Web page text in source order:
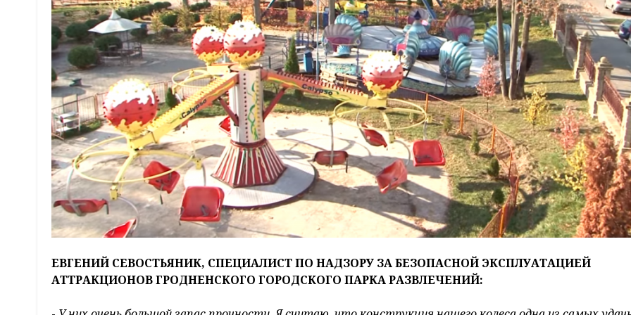
ЕВГЕНИЙ СЕВОСТЬЯНИК, СПЕЦИАЛИСТ ПО НАДЗОРУ ЗА БЕЗОПАСНОЙ ЭКСПЛУАТАЦИЕЙ
АТТРАКЦИОНОВ ГРОДНЕНСКОГО ГОРОДСКОГО ПАРКА РАЗВЛЕЧЕНИЙ: